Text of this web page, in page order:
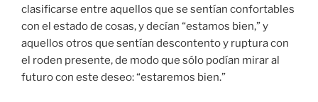
clasificarse entre aquellos que se sentían confortables
con el estado de cosas, y decían “estamos bien,” y
aquellos otros que sentían descontento y ruptura con
el roden presente, de modo que sólo podían mirar al
futuro con este deseo: “estaremos bien.”